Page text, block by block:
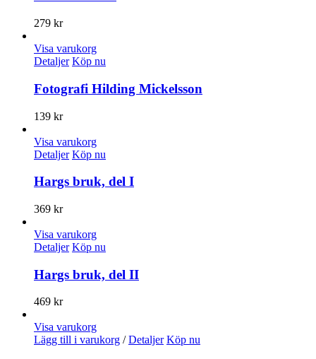
279 kr
Visa varukorg
Detaljer Köp nu
Fotografi Hilding Mickelsson
139 kr
Visa varukorg
Detaljer Köp nu
Hargs bruk, del I
369 kr
Visa varukorg
Detaljer Köp nu
Hargs bruk, del II
469 kr
Visa varukorg
Lägg till i varukorg / Detaljer Köp nu